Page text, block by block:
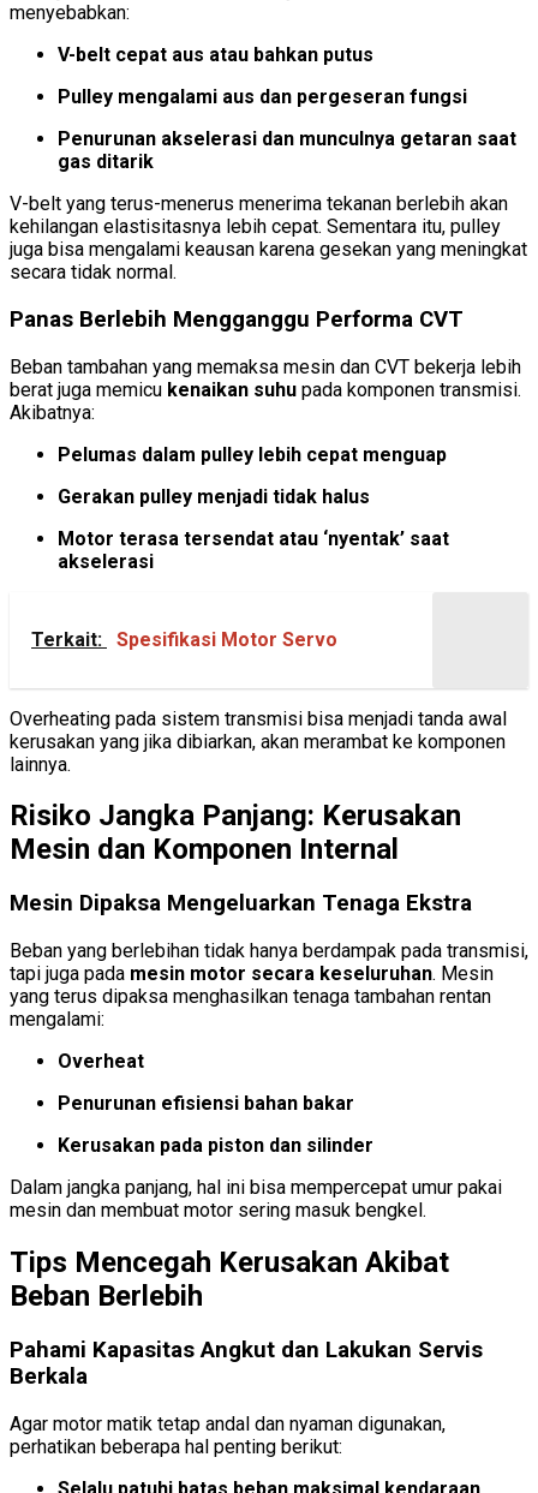
menyebabkan:
V-belt cepat aus atau bahkan putus
Pulley mengalami aus dan pergeseran fungsi
Penurunan akselerasi dan munculnya getaran saat
gas ditarik
V-belt yang terus-menerus menerima tekanan berlebih akan
kehilangan elastisitasnya lebih cepat. Sementara itu, pulley
juga bisa mengalami keausan karena gesekan yang meningkat
secara tidak normal.
Panas Berlebih Mengganggu Performa CVT
Beban tambahan yang memaksa mesin dan CVT bekerja lebih
berat juga memicu kenaikan suhu pada komponen transmisi.
Akibatnya:
Pelumas dalam pulley lebih cepat menguap
Gerakan pulley menjadi tidak halus
Motor terasa tersendat atau ‘nyentak’ saat
akselerasi
Terkait: Spesifikasi Motor Servo
Overheating pada sistem transmisi bisa menjadi tanda awal
kerusakan yang jika dibiarkan, akan merambat ke komponen
lainnya.
Risiko Jangka Panjang: Kerusakan
Mesin dan Komponen Internal
Mesin Dipaksa Mengeluarkan Tenaga Ekstra
Beban yang berlebihan tidak hanya berdampak pada transmisi,
tapi juga pada mesin motor secara keseluruhan. Mesin
yang terus dipaksa menghasilkan tenaga tambahan rentan
mengalami:
Overheat
Penurunan efisiensi bahan bakar
Kerusakan pada piston dan silinder
Dalam jangka panjang, hal ini bisa mempercepat umur pakai
mesin dan membuat motor sering masuk bengkel.
Tips Mencegah Kerusakan Akibat
Beban Berlebih
Pahami Kapasitas Angkut dan Lakukan Servis
Berkala
Agar motor matik tetap andal dan nyaman digunakan,
perhatikan beberapa hal penting berikut:
Selalu patuhi batas beban maksimal kendaraan